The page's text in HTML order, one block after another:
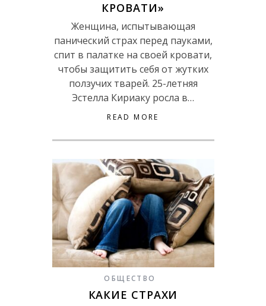
КРОВАТИ»
Женщина, испытывающая
панический страх перед пауками,
спит в палатке на своей кровати,
чтобы защитить себя от жутких
ползучих тварей. 25-летняя
Эстелла Кириаку росла в…
READ MORE
ОБЩЕСТВО
КАКИЕ СТРАХИ